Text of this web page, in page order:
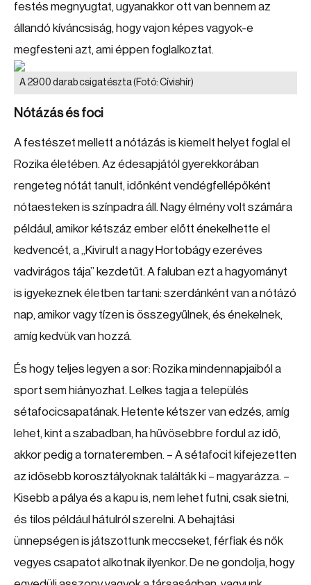
festés megnyugtat, ugyanakkor ott van bennem az
állandó kíváncsiság, hogy vajon képes vagyok-e
megfesteni azt, ami éppen foglalkoztat.
A 2900 darab csigatészta(Fotó: Cívishír)
Nótázás és foci
A festészet mellett a nótázás is kiemelt helyet foglal el
Rozika életében. Az édesapjától gyerekkorában
rengeteg nótát tanult, időnként vendégfellépőként
nótaesteken is színpadra áll. Nagy élmény volt számára
például, amikor kétszáz ember előtt énekelhette el
kedvencét, a „Kivirult a nagy Hortobágy ezeréves
vadvirágos tája” kezdetűt. A faluban ezt a hagyományt
is igyekeznek életben tartani: szerdánként van a nótázó
nap, amikor vagy tízen is összegyűlnek, és énekelnek,
amíg kedvük van hozzá.
És hogy teljes legyen a sor: Rozika mindennapjaiból a
sport sem hiányozhat. Lelkes tagja a település
sétafocicsapatának. Hetente kétszer van edzés, amíg
lehet, kint a szabadban, ha hűvösebbre fordul az idő,
akkor pedig a tornateremben. – A sétafocit kifejezetten
az idősebb korosztályoknak találták ki – magyarázza. –
Kisebb a pálya és a kapu is, nem lehet futni, csak sietni,
és tilos például hátulról szerelni. A behajtási
ünnepségen is játszottunk meccseket, férfiak és nők
vegyes csapatot alkotnak ilyenkor. De ne gondolja, hogy